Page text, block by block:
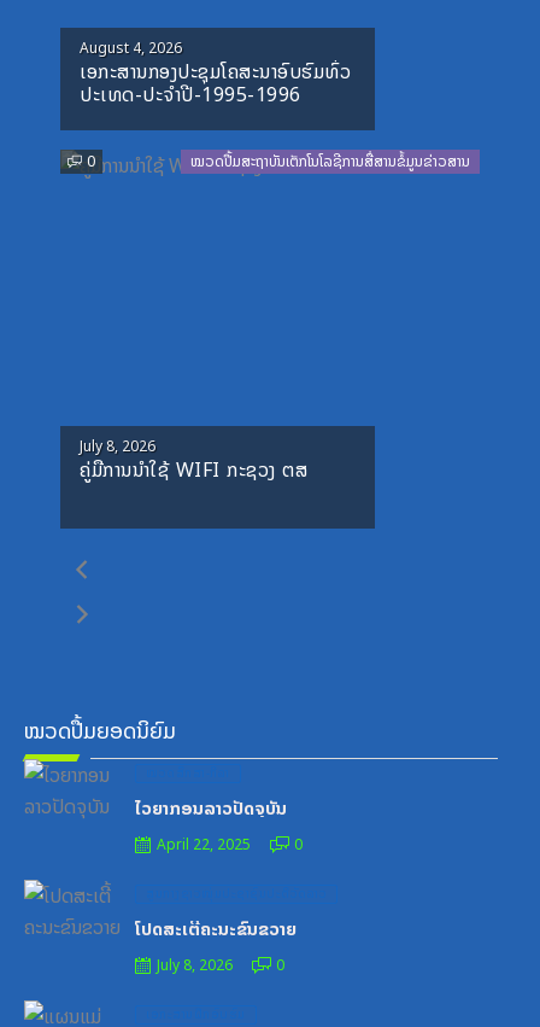
Posted
on
August 4, 2026
ເອກະສານກອງປະຊຸມໂຄສະນາອົບຮົມທົ່ວ
ປະເທດ-ປະຈໍາປີ-1995-1996
0 ໝວດປື້ມສະຖາບັນເຕັກໂນໂລຊີການສື່ສານຂໍ້ມູນຂ່າວສານ
Posted
on
July 8, 2026
ຄູ່ມືການນຳໃຊ້ WIFI ກະຊວງ ຕສ
ໝວດປື້ມຍອດນິຍົມ
ໄວຍາກອນລາວປັດຈຸບັນ
April 22, 2025 0
ໂປດສະເຕີ້ຄະນະຂົນຂວາຍ
July 8, 2026 0